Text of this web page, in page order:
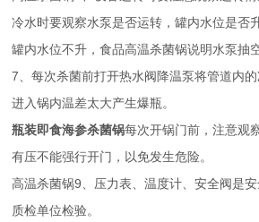
冷水时要观察水泵是否运转，罐内水位是否
罐内水位不升，食品高温杀菌锅说明水泵抽
7、每次杀菌前打开热水阀降温泵将管道内
进入锅内温差太大产生爆瓶。
瓶装即食海参杀菌锅每次开锅门前，注意观
有压不能强行开门，以免发生危险。
高温杀菌锅9、压力表、温度计、安全阀是
质检单位检验。